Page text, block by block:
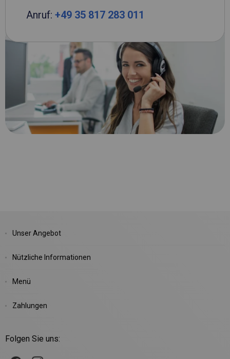
Anruf: +49 35 817 283 011
Unser Angebot
Nützliche Informationen
Menü
Zahlungen
Folgen Sie uns: